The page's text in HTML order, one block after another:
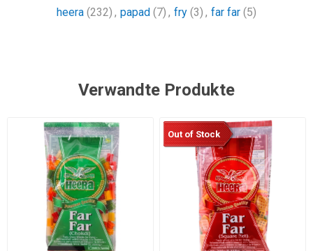
heera (232) , papad (7) , fry (3) , far far (5)
Verwandte Produkte
Out of Stock